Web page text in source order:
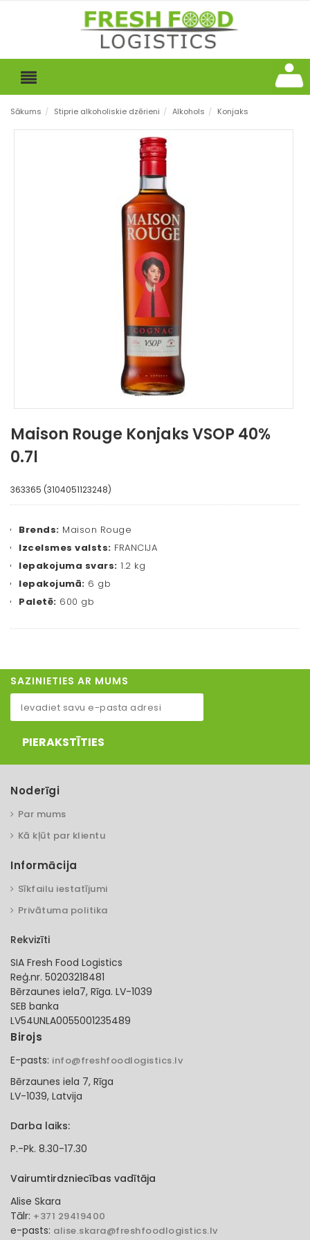
Sākums / Stiprie alkoholiskie dzērieni / Alkohols / Konjaks
Maison Rouge Konjaks VSOP 40%
0.7l
363365 (3104051123248)
Brends: Maison Rouge
Izcelsmes valsts: FRANCIJA
Iepakojuma svars: 1.2 kg
Iepakojumā: 6 gb
Paletē: 600 gb
SAZINIETIES AR MUMS
PIERAKSTĪTIES
Noderīgi
Par mums
Kā kļūt par klientu
Informācija
Sīkfailu iestatījumi
Privātuma politika
Rekvizīti
SIA Fresh Food Logistics
Reģ.nr. 50203218481
Bērzaunes iela7, Rīga. LV-1039
SEB banka
LV54UNLA0055001235489
Birojs
E-pasts: info@freshfoodlogistics.lv
Bērzaunes iela 7, Rīga
LV-1039, Latvija
Darba laiks:
P.-Pk. 8.30-17.30
Vairumtirdzniecības vadītāja
Alise Skara
Tālr: +371 29419400
e-pasts: alise.skara@freshfoodlogistics.lv